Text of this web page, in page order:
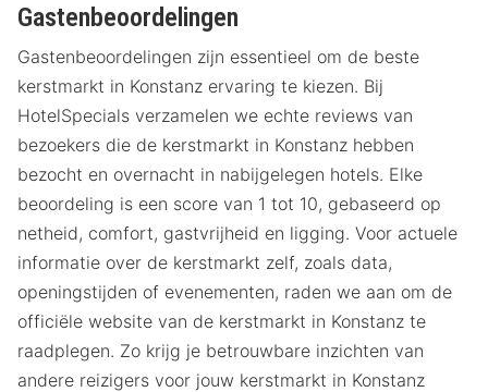
Gastenbeoordelingen
Gastenbeoordelingen zijn essentieel om de beste
kerstmarkt in Konstanz ervaring te kiezen. Bij
HotelSpecials verzamelen we echte reviews van
bezoekers die de kerstmarkt in Konstanz hebben
bezocht en overnacht in nabijgelegen hotels. Elke
beoordeling is een score van 1 tot 10, gebaseerd op
netheid, comfort, gastvrijheid en ligging. Voor actuele
informatie over de kerstmarkt zelf, zoals data,
openingstijden of evenementen, raden we aan om de
officiële website van de kerstmarkt in Konstanz te
raadplegen. Zo krijg je betrouwbare inzichten van
andere reizigers voor jouw kerstmarkt in Konstanz